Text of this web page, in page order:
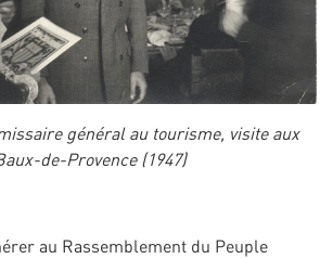
général au tourisme, visite aux
de-Provence (1947)
au Rassemblement du Peuple